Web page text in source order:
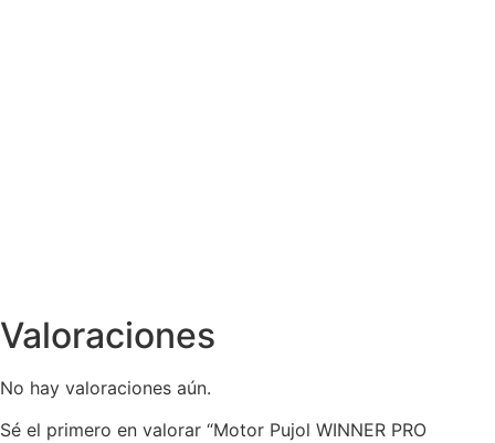
Valoraciones
No hay valoraciones aún.
Sé el primero en valorar “Motor Pujol WINNER PRO